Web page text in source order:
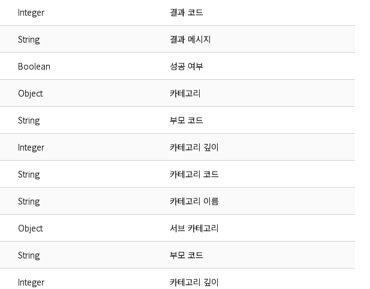
Integer 결과 코드
String 결과 메시지
Boolean 성공 여부
Object 카테고리
String 부모 코드
Integer 카테고리 깊이
String 카테고리 코드
String 카테고리 이름
Object 서브 카테고리
String 부모 코드
Integer 카테고리 깊이